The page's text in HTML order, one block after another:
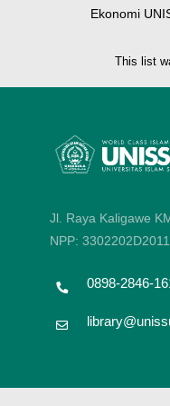
Ekonomi
This list
Jl. Raya Kaligawe
NPP:
0898-2846-